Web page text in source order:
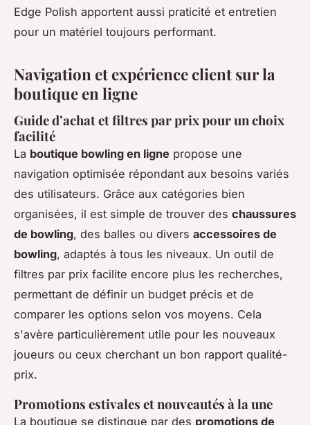
Edge Polish apportent aussi praticité et entretien
pour un matériel toujours performant.
Navigation et expérience client sur la
boutique en ligne
Guide d’achat et filtres par prix pour un choix
facilité
La boutique bowling en ligne propose une
navigation optimisée répondant aux besoins variés
des utilisateurs. Grâce aux catégories bien
organisées, il est simple de trouver des chaussures
de bowling, des balles ou divers accessoires de
bowling, adaptés à tous les niveaux. Un outil de
filtres par prix facilite encore plus les recherches,
permettant de définir un budget précis et de
comparer les options selon vos moyens. Cela
s'avère particulièrement utile pour les nouveaux
joueurs ou ceux cherchant un bon rapport qualité-
prix.
Promotions estivales et nouveautés à la une
La boutique se distingue par des promotions de